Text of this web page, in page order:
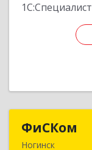
1С:Специалист
ФиСКом
Ногинск